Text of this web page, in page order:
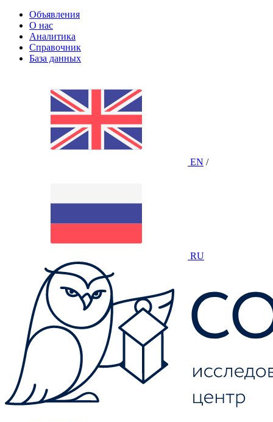
Объявления
О нас
Аналитика
Справочник
База данных
EN /
RU